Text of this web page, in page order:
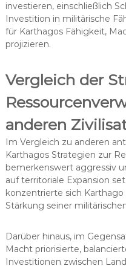
investieren, einschließlich
Investition in militärische
für Karthagos Fähigkeit,
projizieren.
Vergleich der
anderen
Im Vergleich zu anderen
Karthagos Strategien zur
bemerkenswert aggressiv
auf territoriale Expansion
konzentrierte sich
Stärkung seiner
Darüber hinaus, im
Macht priorisierte,
Investitionen zwischen